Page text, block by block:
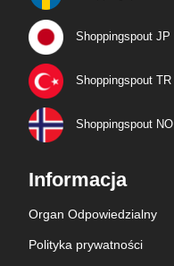
Shoppingspout JP
Shoppingspout TR
Shoppingspout NO
Informacja
Organ Odpowiedzialny
Polityka prywatności